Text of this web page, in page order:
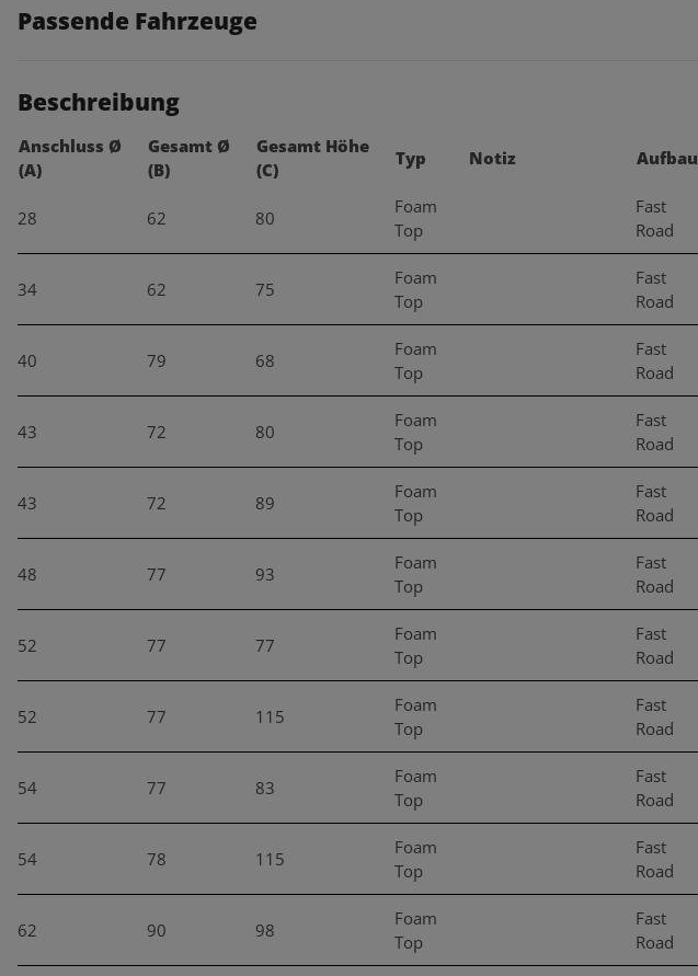
Passende Fahrzeuge
Beschreibung
Anschluss Ø
(A)
Gesamt Ø
(B)
Gesamt Höhe
(C)
Typ Notiz Aufbau
28 62 80
Foam
Top
Fast
Road
34 62 75
Foam
Top
Fast
Road
40 79 68
Foam
Top
Fast
Road
43 72 80
Foam
Top
Fast
Road
43 72 89
Foam
Top
Fast
Road
48 77 93
Foam
Top
Fast
Road
52 77 77
Foam
Top
Fast
Road
52 77 115
Foam
Top
Fast
Road
54 77 83
Foam
Top
Fast
Road
54 78 115
Foam
Top
Fast
Road
62 90 98
Foam
Top
Fast
Road